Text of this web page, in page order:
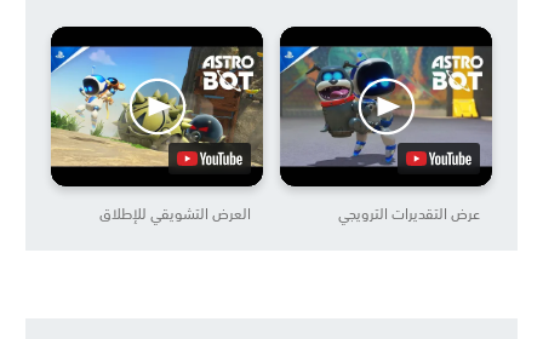
العرض التشويقي للإطلاق عرض التقديرات الترويجي